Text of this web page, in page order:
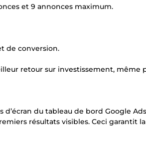
et 9 annonces maximum.
de conversion.
retour sur investissement, même
du tableau de bord Google
résultats visibles. Ceci garantit la